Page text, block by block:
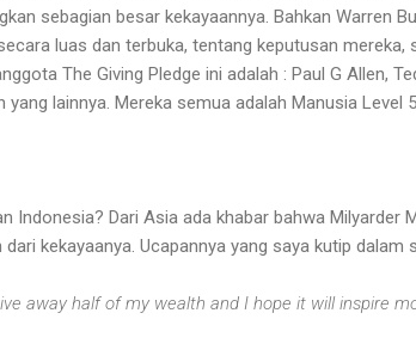
sebagian besar kekayaannya. Bahkan Warren
luas dan terbuka, tentang keputusan mereka,
The Giving Pledge ini adalah : Paul G Allen,
lainnya. Mereka semua adalah Manusia Level 5.
Indonesia? Dari Asia ada khabar bahwa Milyarder
kekayaanya. Ucapannya yang saya kutip dalam
away half of my wealth and I hope it will inspire